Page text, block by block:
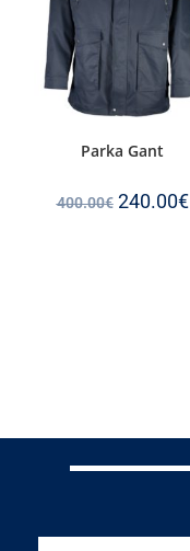
Parka Gant
400.00€ 240.00€